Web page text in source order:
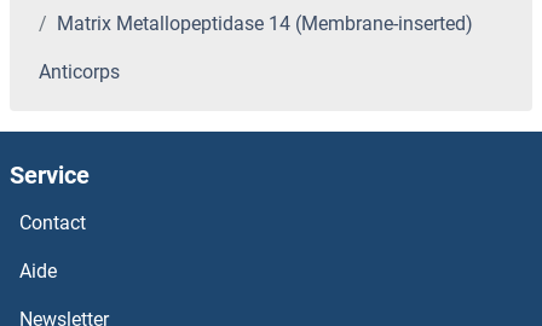
MAST1 Anticorps
Mast Cell Tryptase Anticorps
Mast Cell Protease 1 Anticorps
Matrix Metallopeptidase 14 (Membrane-inserted)
Anticorps
Service
Contact
Aide
Newsletter